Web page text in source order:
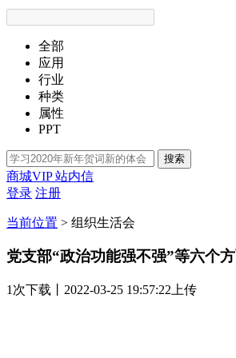
全部
应用
行业
种类
属性
PPT
搜索
商城VIP站内信
登录 注册
当前位置 > 组织生活会
党支部“政治功能强不强”等六个
1次下载 丨2022-03-25 19:57:22上传